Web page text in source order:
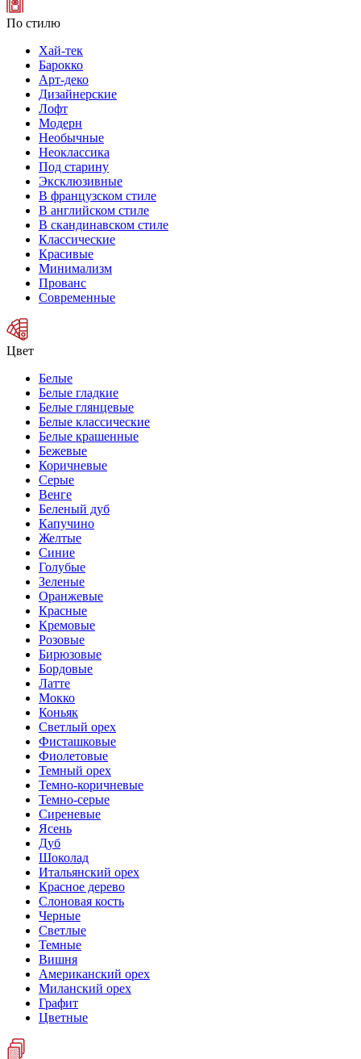
По стилю
Хай-тек
Барокко
Арт-деко
Дизайнерские
Лофт
Модерн
Необычные
Неоклассика
Под старину
Эксклюзивные
В французском стиле
В английском стиле
В скандинавском стиле
Классические
Красивые
Минимализм
Прованс
Современные
Цвет
Белые
Белые гладкие
Белые глянцевые
Белые классические
Белые крашенные
Бежевые
Коричневые
Серые
Венге
Беленый дуб
Капучино
Желтые
Синие
Голубые
Зеленые
Оранжевые
Красные
Кремовые
Розовые
Бирюзовые
Бордовые
Латте
Мокко
Коньяк
Светлый орех
Фисташковые
Фиолетовые
Темный орех
Темно-коричневые
Темно-серые
Сиреневые
Ясень
Дуб
Шоколад
Итальянский орех
Красное дерево
Слоновая кость
Черные
Светлые
Темные
Вишня
Американский орех
Миланский орех
Графит
Цветные